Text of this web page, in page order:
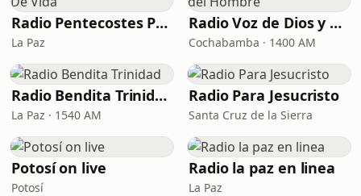
Radio Pentecostes Pan De Vida
La Paz
Radio Voz de Dios y no del Hombre
Cochabamba · 1400 AM
Radio Bendita Trinidad
La Paz · 1540 AM
Radio Para Jesucristo
Santa Cruz de la Sierra
Potosí on live
Potosí
Radio la paz en linea
La Paz